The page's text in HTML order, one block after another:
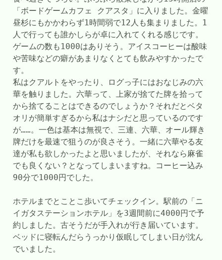
「ボードゲームカフェ クアスタ」に入りました。金曜
昼杉にもかかわらず1時間弱で12人も集まりました。1
人で行っても誰かしらが卓に入れてくれる感じです。
ゲームの数も1000はありそう。アイスコーヒーは酸味
や苦味などの癖があまりなくとても飲みやすかったで
す。
私はクアルトをやったり、ログっ子にはおなじみの六
華を触りました。六華って、上家が捨てた牌を拾って
から捨てることはできるのでしょうか？それだとベタ
オリが簡単すぎるから私はナシだと思っているのです
が……。一色は基本は無視で、三連、六華、オール輝き
牌だけを最速で狙うのが良さそう。一緒に六華やる友
達が私も欲しかったよと思いましたが、それなら麻雀
でも良くない？となってしまいますね。コーヒー込み
90分で1000円でした。
ホテルまでとことこ歩いてチェックイン。駅前の「ニ
イガタステーションホテル」を3週間前に4000円で予
約しました。古そうだが手入れが行き届いています。
ベッドに寝転んだらうっかり仮眠してしまい日が沈ん
でいました。